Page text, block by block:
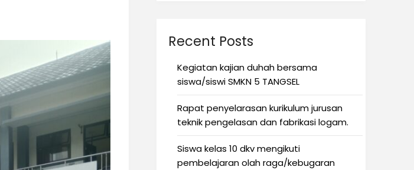
Recent Posts
Kegiatan kajian duhah bersama
siswa/siswi SMKN 5 TANGSEL
Rapat penyelarasan kurikulum jurusan
teknik pengelasan dan fabrikasi logam.
Siswa kelas 10 dkv mengikuti
pembelajaran olah raga/kebugaran